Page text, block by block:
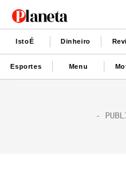
IstoÉ Dinheiro
Esportes Menu